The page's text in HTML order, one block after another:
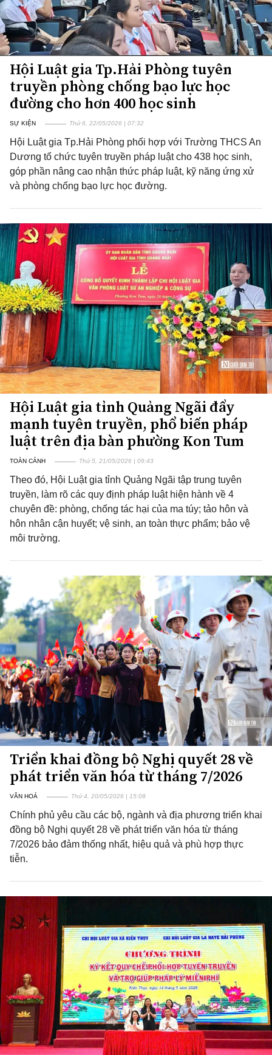
Hội Luật gia Tp.Hải Phòng tuyên
truyền phòng chống bạo lực học
đường cho hơn 400 học sinh
SỰ KIỆN Thứ 6, 22/05/2026 | 07:32
Hội Luật gia Tp.Hải Phòng phối hợp với Trường THCS An
Dương tổ chức tuyên truyền pháp luật cho 438 học sinh,
góp phần nâng cao nhận thức pháp luật, kỹ năng ứng xử
và phòng chống bạo lực học đường.
Hội Luật gia tỉnh Quảng Ngãi đẩy
mạnh tuyên truyền, phổ biến pháp
luật trên địa bàn phường Kon Tum
TOÀN CẢNH Thứ 5, 21/05/2026 | 09:43
Theo đó, Hội Luật gia tỉnh Quảng Ngãi tập trung tuyên
truyền, làm rõ các quy định pháp luật hiện hành về 4
chuyên đề: phòng, chống tác hại của ma túy; tảo hôn và
hôn nhân cận huyết; vệ sinh, an toàn thực phẩm; bảo vệ
môi trường.
Triển khai đồng bộ Nghị quyết 28 về
phát triển văn hóa từ tháng 7/2026
VĂN HOÁ Thứ 4, 20/05/2026 | 15:08
Chính phủ yêu cầu các bộ, ngành và địa phương triển khai
đồng bộ Nghị quyết 28 về phát triển văn hóa từ tháng
7/2026 bảo đảm thống nhất, hiệu quả và phù hợp thực
tiễn.